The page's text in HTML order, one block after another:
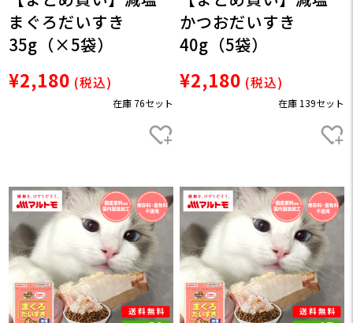
まぐろだいすき
35g（×5袋）
¥2,180 (税込)
在庫 76セット
かつおだいすき
40g（5袋）
¥2,180 (税込)
在庫 139セット